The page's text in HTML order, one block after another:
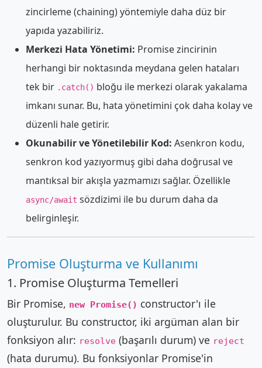
zincirleme (chaining) yöntemiyle daha düz bir
yapıda yazabiliriz.
Merkezi Hata Yönetimi: Promise zincirinin
herhangi bir noktasında meydana gelen hataları
tek bir .catch() bloğu ile merkezi olarak yakalama
imkanı sunar. Bu, hata yönetimini çok daha kolay ve
düzenli hale getirir.
Okunabilir ve Yönetilebilir Kod: Asenkron kodu,
senkron kod yazıyormuş gibi daha doğrusal ve
mantıksal bir akışla yazmamızı sağlar. Özellikle
async/await sözdizimi ile bu durum daha da
belirginleşir.
Promise Oluşturma ve Kullanımı
1. Promise Oluşturma Temelleri
Bir Promise, new Promise() constructor'ı ile
oluşturulur. Bu constructor, iki argüman alan bir
fonksiyon alır: resolve (başarılı durum) ve reject
(hata durumu). Bu fonksiyonlar Promise'in